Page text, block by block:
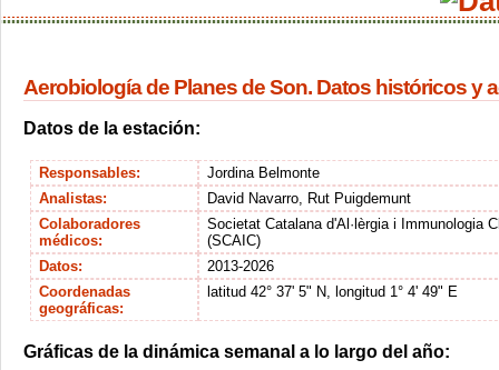
Aerobiología de Planes de Son. Datos históricos y
Datos de la estación:
Responsables:
Jordina Belmonte
Analistas:
David Navarro, Rut Puigdemunt
Colaboradores
médicos:
Societat Catalana d'Al·lèrgia i Immunologia
(SCAIC)
Datos:
2013-2026
Coordenadas
geográficas:
latitud 42° 37' 5" N, longitud 1° 4' 49" E
Gráficas de la dinámica semanal a lo largo del año: